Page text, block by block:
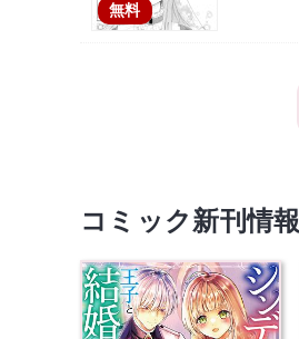
無料
コミック新刊情報